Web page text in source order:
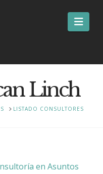
Linch
LISTADO CONSULTORES
en Asuntos